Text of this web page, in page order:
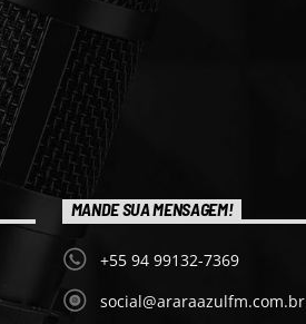
MANDE SUA MENSAGEM!
+55 94 99132-7369
social@araraazulfm.com.br